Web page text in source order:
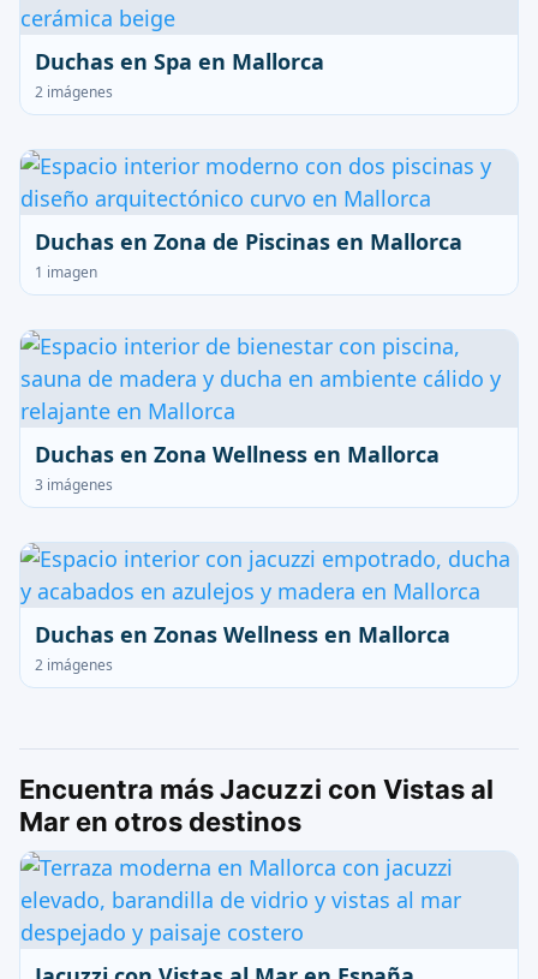
Duchas en Spa en Mallorca
2 imágenes
Duchas en Zona de Piscinas en Mallorca
1 imagen
Duchas en Zona Wellness en Mallorca
3 imágenes
Duchas en Zonas Wellness en Mallorca
2 imágenes
Encuentra más Jacuzzi con Vistas al
Mar en otros destinos